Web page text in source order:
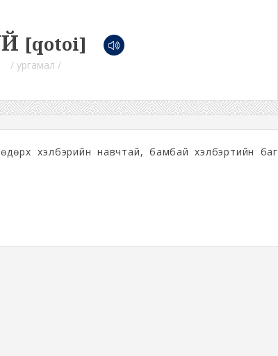
[qotoi]
/ ургамал /
хэлбэрийн навчтай, бамбай хэлбэртийн баг